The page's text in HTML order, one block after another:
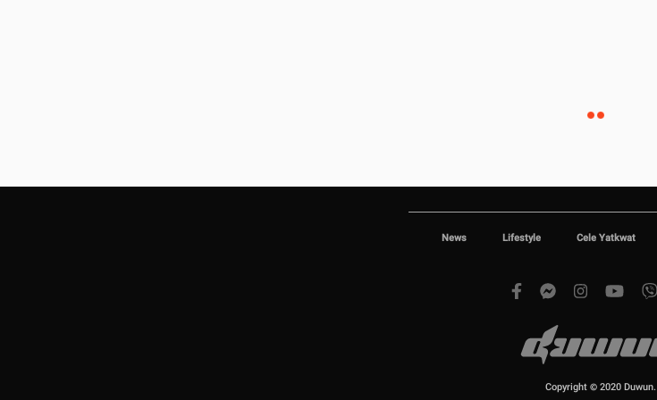
News Lifestyle Cele Yatkwat
Copyright © 2020 Duwun.